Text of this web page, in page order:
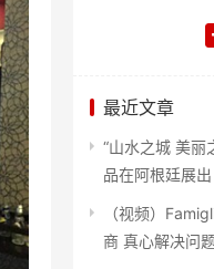
最近文章
“山水之城 美丽
品在阿根廷展出
（视频）
商 真心解决问